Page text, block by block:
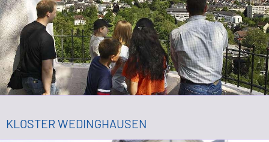
KLOSTER WEDINGHAUSEN